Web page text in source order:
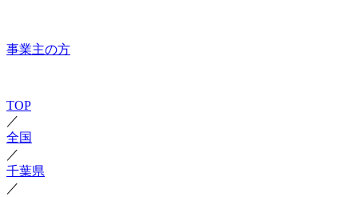
事業主の方
TOP
／
全国
／
千葉県
／